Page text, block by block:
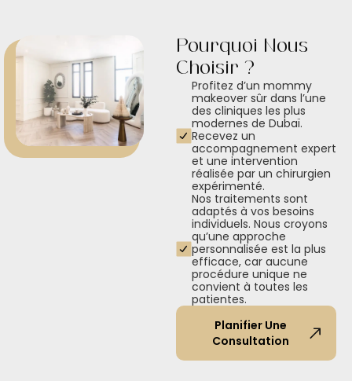
Pourquoi Nous
Choisir ?
Profitez d’un mommy
makeover sûr dans l’une
des cliniques les plus
modernes de Dubaï.
Recevez un
accompagnement expert
et une intervention
réalisée par un chirurgien
expérimenté.
Nos traitements sont
adaptés à vos besoins
individuels. Nous croyons
qu’une approche
personnalisée est la plus
efficace, car aucune
procédure unique ne
convient à toutes les
patientes.
Planifier Une
Consultation